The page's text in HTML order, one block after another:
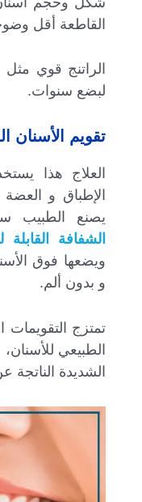
القاطعة أقل
الراتنج قوي
لبضع سنوات.
تقويم الأسنان
العلاج هذا
الإطباق و العضة
يصنع الطبيب
الشفافة القابلة
ويضعها فوق
و بدون ألم.
تمتزج التقويمات
الطبيعي
الشديدة